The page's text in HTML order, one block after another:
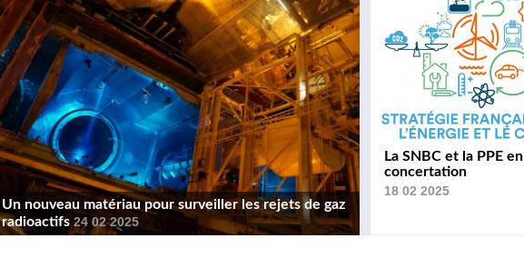
Un nouveau matériau pour surveiller les rejets de gaz
radioactifs 24 02 2025
La SNBC et la PPE en
concertation
18 02 2025